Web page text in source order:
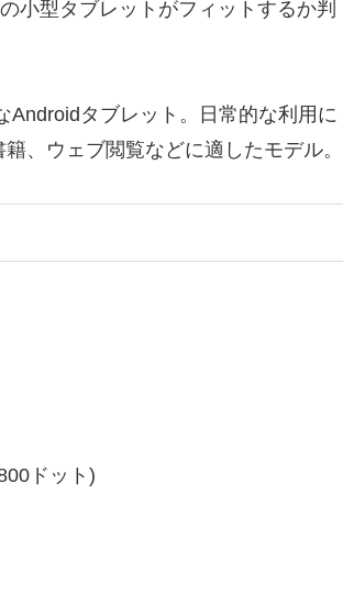
小型タブレットがフィットするか判
Androidタブレット。日常的な利用に
、ウェブ閲覧などに適したモデル。
ドット)